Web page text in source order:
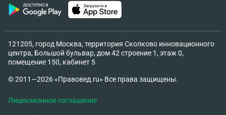
121205, город Москва, территория Сколково инновационного
центра, Большой бульвар, дом 42 строение 1, этаж 0,
помещение 150, кабинет 5
© 2011—2026 «Правовед.ru» Все права защищены.
Лицензионное соглашение